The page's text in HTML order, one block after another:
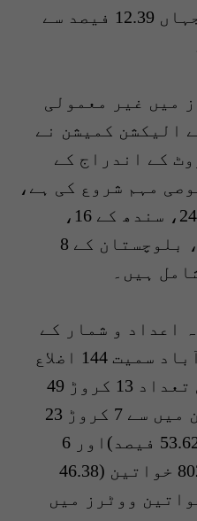
اضلاع کراچی کے ہیں، جہاں 12.39 فیصد سے
میں غیر معمولی
الیکشن کمیشن نے
ووٹ کے اندراج کے
مہم شروع کی ہے،
اس مہم میں پنجاب کے 24، سندھ کے 16،
خیبر پختونخوا کے 13، بلوچستان کے 8
ہیں۔
اعداد و شمار کے
مطابق ملک میں اسلام آباد سمیت 144 اضلاع
میں مجموعی ووٹرز کی تعداد 13 کروڑ 49
لاکھ 49 ہزار 984ہے، جن میں سے 7 کروڑ 23
لاکھ 54 ہزار 182 مرد (53.62 فیصد)اور 6
کروڑ 25 لاکھ 95 ہزار 802 خواتین (46.38
ووٹرز میں